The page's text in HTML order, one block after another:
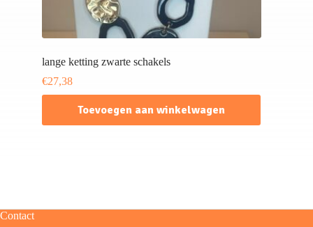
lange ketting zwarte schakels
€27,38
Toevoegen aan winkelwagen
Contact